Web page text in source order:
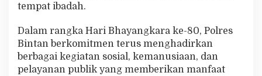
tempat ibadah.
Dalam rangka Hari Bhayangkara ke-80, Polres
Bintan berkomitmen terus menghadirkan
berbagai kegiatan sosial, kemanusiaan, dan
pelayanan publik yang memberikan manfaat